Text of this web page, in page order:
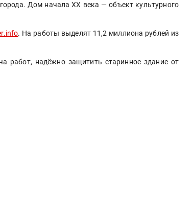
Дом начала XX века — объект культурного
. На работы выделят 11,2 миллиона рублей из
работ, надёжно защитить старинное здание от